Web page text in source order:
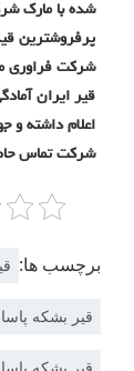
شده با مارک
پرفروشترین
شرکت فراوری
قیر ایران
اعلام داشته و
شرکت تماس
برچسب ها:
قیر بشکه